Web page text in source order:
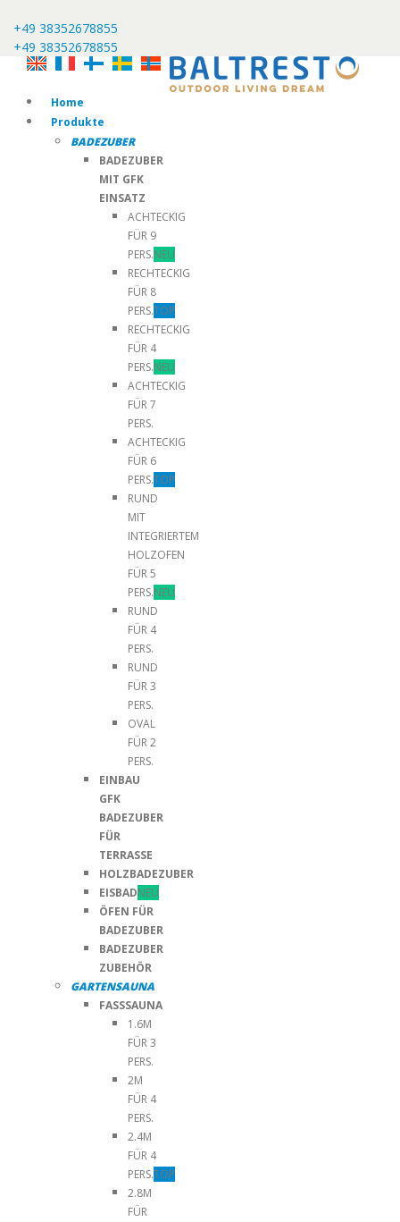
+49 38352678855
+49 38352678855
Home
Produkte
BADEZUBER
BADEZUBER
MIT GFK
EINSATZ
ACHTECKIG
FÜR 9
PERS.NEU
RECHTECKIG
FÜR 8
PERS.TOP
RECHTECKIG
FÜR 4
PERS.NEU
ACHTECKIG
FÜR 7
PERS.
ACHTECKIG
FÜR 6
PERS.TOP
RUND
MIT
INTEGRIERTEM
HOLZOFEN
FÜR 5
PERS.NEU
RUND
FÜR 4
PERS.
RUND
FÜR 3
PERS.
OVAL
FÜR 2
PERS.
EINBAU
GFK
BADEZUBER
FÜR
TERRASSE
HOLZBADEZUBER
EISBADNEU
ÖFEN FÜR
BADEZUBER
BADEZUBER
ZUBEHÖR
GARTENSAUNA
FASSSAUNA
1.6M
FÜR 3
PERS.
2M
FÜR 4
PERS.
2.4M
FÜR 4
PERS.TOP
2.8M
FÜR